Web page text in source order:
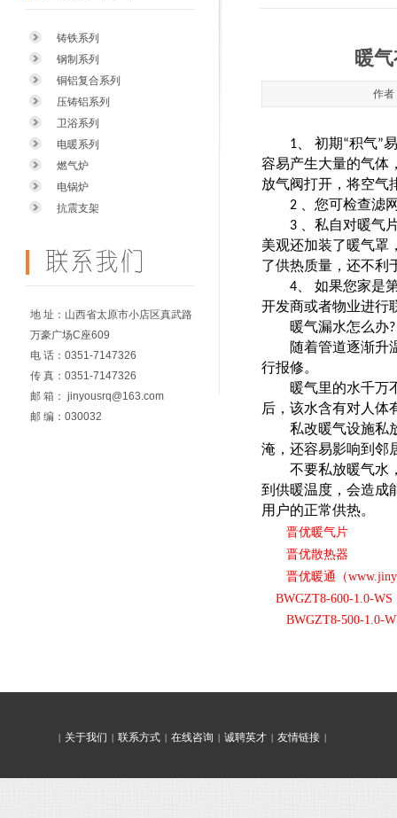
地 址：山西省太原市小店区真武路
万豪广场C座609
电 话：0351-7147326
传 真：0351-7147326
邮 箱： jinyousrq@163.com
邮 编：030032
铸铁系列
钢制系列
铜铝复合系列
压铸铝系列
卫浴系列
电暖系列
燃气炉
电锅炉
抗震支架
暖
作
1 初期“积气”
容易产生大量的气体
放气阀打开，将空气
2 您可检查滤
3
私自对暖气
美观还加装了暖气罩
了供热质量，还不利
4
如果您家是
开发商或者物业进行
暖气漏水怎么办?
随着管道逐渐升
行报修。
暖气里的水千万
后，该水含有对人体
私改暖气设施私
淹，还容易影响到邻
不要私放暖气水
到供暖温度，会造成
用户的正常供热。
晋优暖气片
晋优散热器
晋优暖通（
BWGZT8-600-1.0-WS
BWGZT8-500-1.0-
| 关于我们 | 联系方式 | 在线咨询 | 诚聘英才 | 友情链接 |